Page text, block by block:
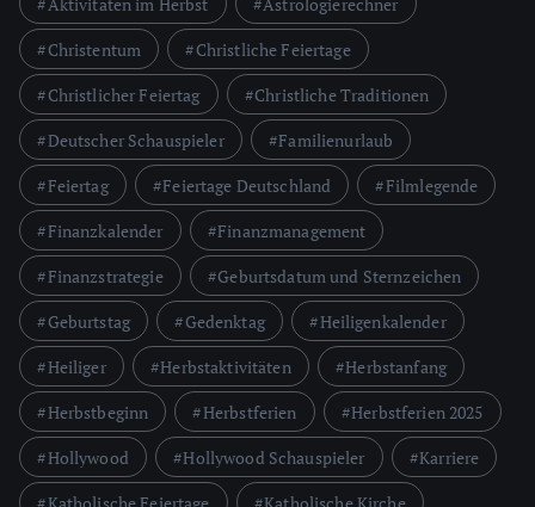
Christentum
Christliche Feiertage
Christlicher Feiertag
Christliche Traditionen
Deutscher Schauspieler
Familienurlaub
Feiertag
Feiertage Deutschland
Filmlegende
Finanzkalender
Finanzmanagement
Finanzstrategie
Geburtsdatum und Sternzeichen
Geburtstag
Gedenktag
Heiligenkalender
Heiliger
Herbstaktivitäten
Herbstanfang
Herbstbeginn
Herbstferien
Herbstferien 2025
Hollywood
Hollywood Schauspieler
Karriere